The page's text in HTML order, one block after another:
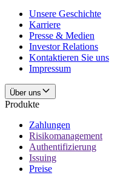
Unsere Geschichte
Karriere
Presse & Medien
Investor Relations
Kontaktieren Sie uns
Impressum
Über uns
Produkte
Zahlungen
Risikomanagement
Authentifizierung
Issuing
Preise